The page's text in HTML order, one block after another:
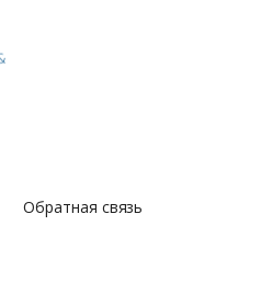
Обратная связь